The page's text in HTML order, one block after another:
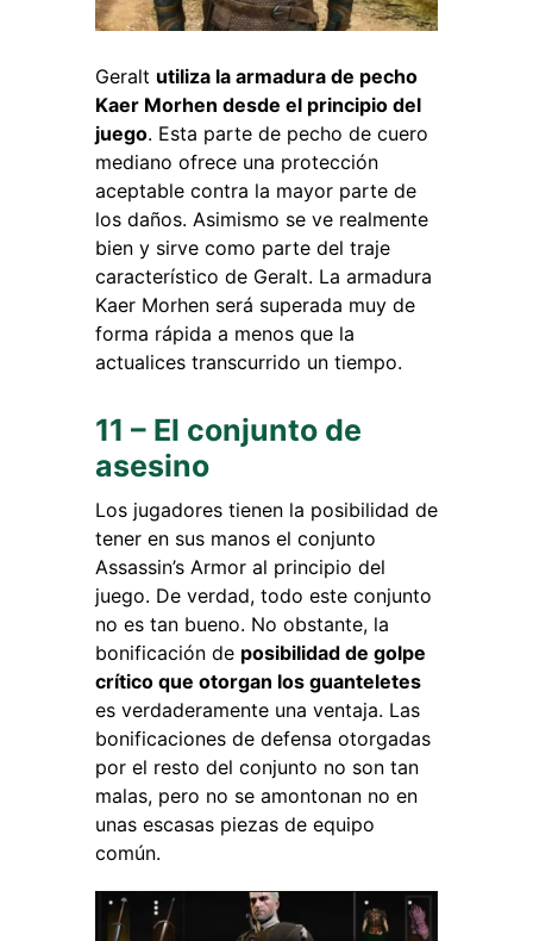
Geralt utiliza la armadura de pecho
Kaer Morhen desde el principio del
juego. Esta parte de pecho de cuero
mediano ofrece una protección
aceptable contra la mayor parte de
los daños. Asimismo se ve realmente
bien y sirve como parte del traje
característico de Geralt. La armadura
Kaer Morhen será superada muy de
forma rápida a menos que la
actualices transcurrido un tiempo.
11 – El conjunto de
asesino
Los jugadores tienen la posibilidad de
tener en sus manos el conjunto
Assassin’s Armor al principio del
juego. De verdad, todo este conjunto
no es tan bueno. No obstante, la
bonificación de posibilidad de golpe
crítico que otorgan los guanteletes
es verdaderamente una ventaja. Las
bonificaciones de defensa otorgadas
por el resto del conjunto no son tan
malas, pero no se amontonan no en
unas escasas piezas de equipo
común.